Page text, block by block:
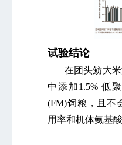
试验结论
在团头鲂大米
中添加1.5% 低
(FM)饲粮，且不
用率和机体氨基